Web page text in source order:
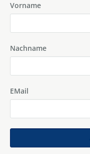
Vorname
Nachname
EMail